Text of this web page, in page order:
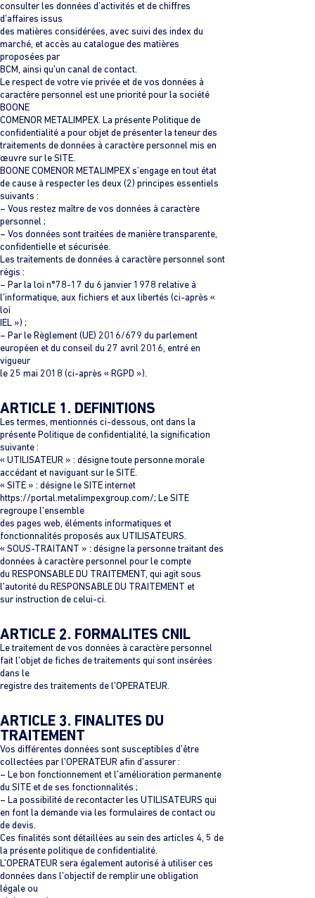
consulter les données d’activités et de chiffres
d’affaires issus
des matières considérées, avec suivi des index du
marché, et accès au catalogue des matières
proposées par
BCM, ainsi qu’un canal de contact.
Le respect de votre vie privée et de vos données à
caractère personnel est une priorité pour la société
BOONE
COMENOR METALIMPEX. La présente Politique de
confidentialité a pour objet de présenter la teneur des
traitements de données à caractère personnel mis en
œuvre sur le SITE.
BOONE COMENOR METALIMPEX s’engage en tout état
de cause à respecter les deux (2) principes essentiels
suivants :
– Vous restez maître de vos données à caractère
personnel ;
– Vos données sont traitées de manière transparente,
confidentielle et sécurisée.
Les traitements de données à caractère personnel sont
régis :
– Par la loi n°78-17 du 6 janvier 1978 relative à
l’informatique, aux fichiers et aux libertés (ci-après «
loi
IEL ») ;
– Par le Règlement (UE) 2016/679 du parlement
européen et du conseil du 27 avril 2016, entré en
vigueur
le 25 mai 2018 (ci-après « RGPD »).
ARTICLE 1. DEFINITIONS
Les termes, mentionnés ci-dessous, ont dans la
présente Politique de confidentialité, la signification
suivante :
« UTILISATEUR » : désigne toute personne morale
accédant et naviguant sur le SITE.
« SITE » : désigne le SITE internet
https://portal.metalimpexgroup.com/; Le SITE
regroupe l’ensemble
des pages web, éléments informatiques et
fonctionnalités proposés aux UTILISATEURS.
« SOUS-TRAITANT » : désigne la personne traitant des
données à caractère personnel pour le compte
du RESPONSABLE DU TRAITEMENT, qui agit sous
l’autorité du RESPONSABLE DU TRAITEMENT et
sur instruction de celui-ci.
ARTICLE 2. FORMALITES CNIL
Le traitement de vos données à caractère personnel
fait l’objet de fiches de traitements qui sont insérées
dans le
registre des traitements de l’OPERATEUR.
ARTICLE 3. FINALITES DU
TRAITEMENT
Vos différentes données sont susceptibles d’être
collectées par l’OPERATEUR afin d’assurer :
– Le bon fonctionnement et l’amélioration permanente
du SITE et de ses fonctionnalités ;
– La possibilité de recontacter les UTILISATEURS qui
en font la demande via les formulaires de contact ou
de devis.
Ces finalités sont détaillées au sein des articles 4, 5 de
la présente politique de confidentialité.
L’OPERATEUR sera également autorisé à utiliser ces
données dans l’objectif de remplir une obligation
légale ou